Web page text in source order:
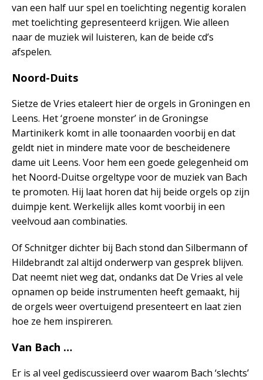
van een half uur spel en toelichting negentig koralen
met toelichting gepresenteerd krijgen. Wie alleen
naar de muziek wil luisteren, kan de beide cd’s
afspelen.
Noord-Duits
Sietze de Vries etaleert hier de orgels in Groningen en
Leens. Het ‘groene monster’ in de Groningse
Martinikerk komt in alle toonaarden voorbij en dat
geldt niet in mindere mate voor de bescheidenere
dame uit Leens. Voor hem een goede gelegenheid om
het Noord-Duitse orgeltype voor de muziek van Bach
te promoten. Hij laat horen dat hij beide orgels op zijn
duimpje kent. Werkelijk alles komt voorbij in een
veelvoud aan combinaties.
Of Schnitger dichter bij Bach stond dan Silbermann of
Hildebrandt zal altijd onderwerp van gesprek blijven.
Dat neemt niet weg dat, ondanks dat De Vries al vele
opnamen op beide instrumenten heeft gemaakt, hij
de orgels weer overtuigend presenteert en laat zien
hoe ze hem inspireren.
Van Bach …
Er is al veel gediscussieerd over waarom Bach ‘slechts’